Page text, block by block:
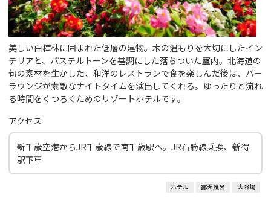
美しい白樺林に囲まれた低層の建物。木の温もりを大切にしたイン
テリアと、パステルトーンを基調にした落ちついた室内。北海道の
旬の素材を生かした、和洋のレストランで食を楽しんだ後は、バー
ラウンジが素敵なナイトタイムを演出してくれる。ゆったりと流れ
る時間をくつろぐためのリゾートホテルです。
アクセス
新千歳空港からJR千歳線で南千歳駅へ。JR石勝線乗換、新得
駅下車
ホテル 露天風呂 大浴場